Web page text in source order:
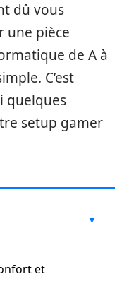
dû vous
une pièce
de A à
C’est
quelques
setup gamer
et